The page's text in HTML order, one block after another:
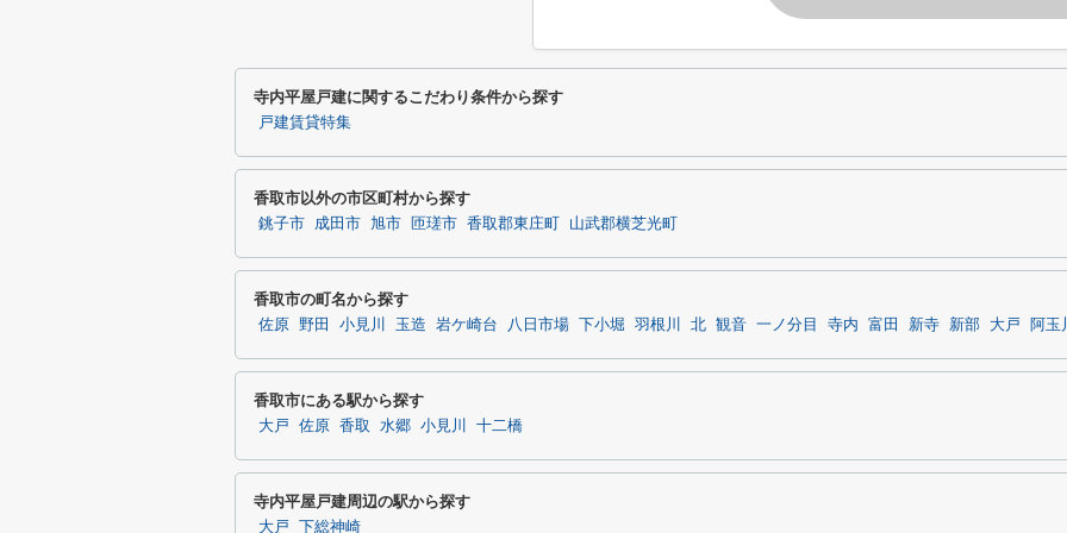
寺内平屋戸建に関するこだわり条件から探す
戸建賃貸特集
香取市以外の市区町村から探す
銚子市 成田市 旭市 匝瑳市 香取郡東庄町 山武郡横芝光町
香取市の町名から探す
佐原 野田 小見川 玉造 岩ケ崎台 八日市場 下小堀 羽根川 北 観音 一ノ分目 寺内 富田 新寺 新部 大戸 阿玉
香取市にある駅から探す
大戸 佐原 香取 水郷 小見川 十二橋
寺内平屋戸建周辺の駅から探す
大戸 下総神崎